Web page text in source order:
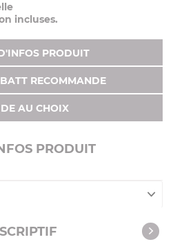
incluses.
PRODUIT
RECOMMANDE
AU CHOIX
PRODUIT